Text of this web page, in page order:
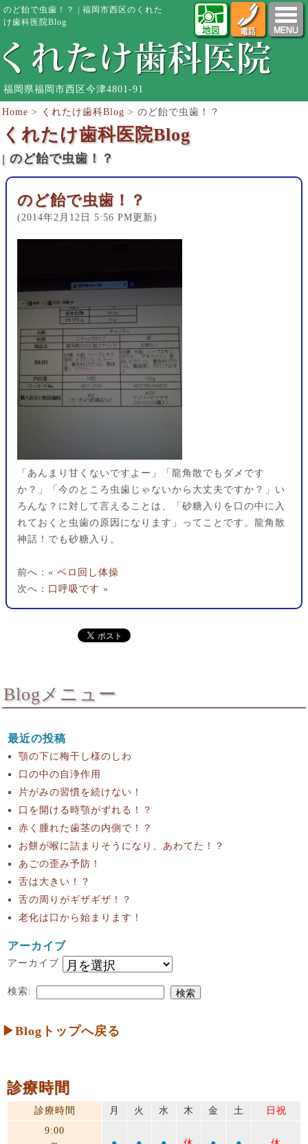
のど飴で虫歯！？ | 福岡市西区のくれた
け歯科医院Blog
福岡県福岡市西区今津4801-91
Home > くれたけ歯科Blog > のど飴で虫歯！？
くれたけ歯科医院Blog
| のど飴で虫歯！？
のど飴で虫歯！？
(2014年2月12日 5:56 PM更新)
「あんまり甘くないですよー」「龍角散でもダメです
か？」「今のところ虫歯じゃないから大丈夫ですか？」い
ろんな？に対して言えることは、「砂糖入りを口の中に入
れておくと虫歯の原因になります」ってことです。龍角散
神話！でも砂糖入り。
前へ：« ベロ回し体操
次へ： 口呼吸です »
Blogメニュー
最近の投稿
顎の下に梅干し様のしわ
口の中の自浄作用
片がみの習慣を続けない！
口を開ける時顎がずれる！？
赤く腫れた歯茎の内側で！？
お餅が喉に詰まりそうになり、あわてた！？
あごの歪み予防！
舌は大きい！？
舌の周りがギザギザ！？
老化は口から始まります！
アーカイブ
アーカイブ
検索:
▶Blogトップへ戻る
診療時間
診療時間 月 火 水 木 金 土
日祝
9:00